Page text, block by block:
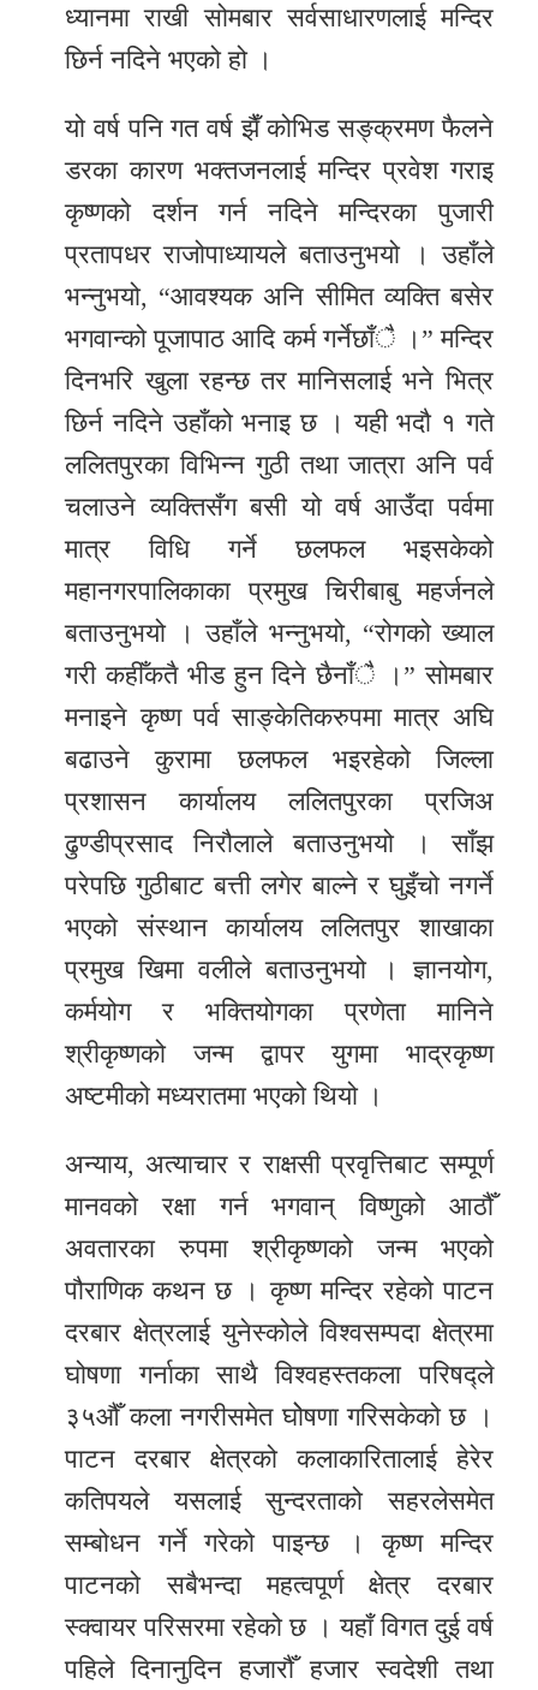
ध्यानमा राखी सोमबार सर्वसाधारणलाई मन्दिर
छिर्न नदिने भएको हो ।
यो वर्ष पनि गत वर्ष झैँ कोभिड सङ्क्रमण फैलने
डरका कारण भक्तजनलाई मन्दिर प्रवेश गराइ
कृष्णको दर्शन गर्न नदिने मन्दिरका पुजारी
प्रतापधर राजोपाध्यायले बताउनुभयो । उहाँले
भन्नुभयो, “आवश्यक अनि सीमित व्यक्ति बसेर
भगवान्को पूजापाठ आदि कर्म गर्नेछाँै ।” मन्दिर
दिनभरि खुला रहन्छ तर मानिसलाई भने भित्र
छिर्न नदिने उहाँको भनाइ छ । यही भदौ १ गते
ललितपुरका विभिन्न गुठी तथा जात्रा अनि पर्व
चलाउने व्यक्तिसँग बसी यो वर्ष आउँदा पर्वमा
मात्र विधि गर्ने छलफल भइसकेको
महानगरपालिकाका प्रमुख चिरीबाबु महर्जनले
बताउनुभयो । उहाँले भन्नुभयो, “रोगको ख्याल
गरी कहीँकतै भीड हुन दिने छैनाँै ।” सोमबार
मनाइने कृष्ण पर्व साङ्केतिकरुपमा मात्र अघि
बढाउने कुरामा छलफल भइरहेको जिल्ला
प्रशासन कार्यालय ललितपुरका प्रजिअ
ढुण्डीप्रसाद निरौलाले बताउनुभयो । साँझ
परेपछि गुठीबाट बत्ती लगेर बाल्ने र घुइँचो नगर्ने
भएको संस्थान कार्यालय ललितपुर शाखाका
प्रमुख खिमा वलीले बताउनुभयो । ज्ञानयोग,
कर्मयोग र भक्तियोगका प्रणेता मानिने
श्रीकृष्णको जन्म द्वापर युगमा भाद्रकृष्ण
अष्टमीको मध्यरातमा भएको थियो ।
अन्याय, अत्याचार र राक्षसी प्रवृत्तिबाट सम्पूर्ण
मानवको रक्षा गर्न भगवान् विष्णुको आठौँ
अवतारका रुपमा श्रीकृष्णको जन्म भएको
पौराणिक कथन छ । कृष्ण मन्दिर रहेको पाटन
दरबार क्षेत्रलाई युनेस्कोले विश्वसम्पदा क्षेत्रमा
घोषणा गर्नाका साथै विश्वहस्तकला परिषद्ले
३५औँ कला नगरीसमेत घोेषणा गरिसकेको छ ।
पाटन दरबार क्षेत्रको कलाकारितालाई हेरेर
कतिपयले यसलाई सुन्दरताको सहरलेसमेत
सम्बोधन गर्ने गरेको पाइन्छ । कृष्ण मन्दिर
पाटनको सबैभन्दा महत्वपूर्ण क्षेत्र दरबार
स्क्वायर परिसरमा रहेको छ । यहाँ विगत दुई वर्ष
पहिले दिनानुदिन हजारौँ हजार स्वदेशी तथा